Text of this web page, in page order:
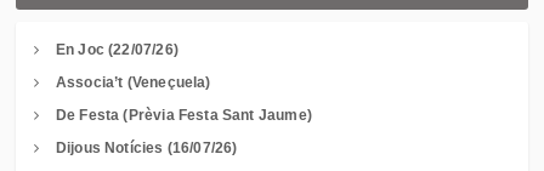
En Joc (22/07/26)
Associa’t (Veneçuela)
De Festa (Prèvia Festa Sant Jaume)
Dijous Notícies (16/07/26)